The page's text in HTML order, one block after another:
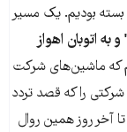
بسته بودیم. یک مسیر
اتوبان اهواز
که ماشین‌های شرکت
را که قصد تردد
آخر روز همین روال